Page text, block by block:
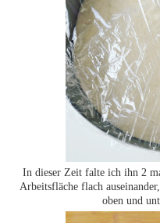
In dieser Zeit falte ich ihn 2
Arbeitsfläche flach
oben und